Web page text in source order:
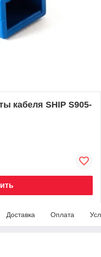
кабеля SHIP S905-
Доставка Оплата